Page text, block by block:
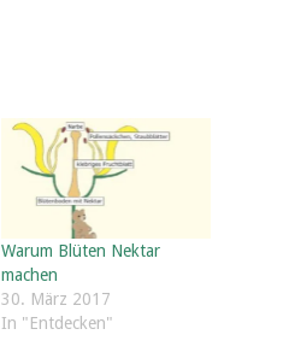
Warum Blüten Nektar
machen
30. März 2017
In "Entdecken"